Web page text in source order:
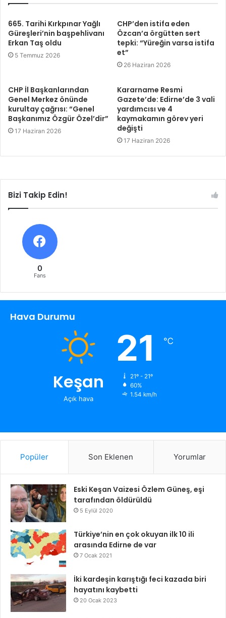
665. Tarihi Kırkpınar Yağlı
Güreşleri’nin başpehlivanı
Erkan Taş oldu
5 Temmuz 2026
CHP’den istifa eden
Özcan’a örgütten sert
tepki: “Yüreğin varsa istifa
et”
26 Haziran 2026
CHP İl Başkanlarından
Genel Merkez önünde
kurultay çağrısı: “Genel
Başkanımız Özgür Özel’dir”
17 Haziran 2026
Kararname Resmi
Gazete’de: Edirne’de 3 vali
yardımcısı ve 4
kaymakamın görev yeri
değişti
17 Haziran 2026
Bizi Takip Edin!
0
Fans
Hava Durumu
Keşan
Açık hava
21 ℃
21º - 21º
60%
1.54 km/h
Popüler Son Eklenen Yorumlar
Eski Keşan Vaizesi Özlem Güneş, eşi
tarafından öldürüldü
5 Eylül 2020
Türkiye’nin en çok okuyan ilk 10 ili
arasında Edirne de var
7 Ocak 2021
İki kardeşin karıştığı feci kazada biri
hayatını kaybetti
20 Ocak 2023